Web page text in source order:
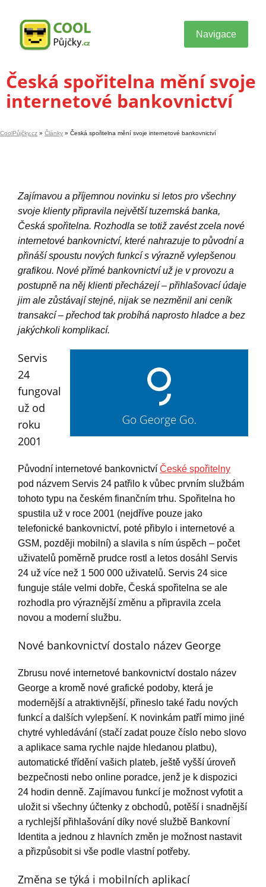
Navigace
Česká spořitelna mění svoje
internetové bankovnictví
CoolPůjčky.cz » Články » Česká spořitelna mění svoje internetové bankovnictví
Zajímavou a příjemnou novinku si letos pro všechny
svoje klienty připravila největší tuzemská banka,
Česká spořitelna. Rozhodla se totiž zavést zcela nové
internetové bankovnictví, které nahrazuje to původní a
přináší spoustu nových funkcí s výrazně vylepšenou
grafikou. Nové přímé bankovnictví už je v provozu a
postupně na něj klienti přecházejí – přihlašovací údaje
jim ale zůstávají stejné, nijak se nezměnil ani ceník
transakcí – přechod tak probíhá naprosto hladce a bez
jakýchkoli komplikací.
Servis
24
fungoval
už od
roku
2001
Původní internetové bankovnictví České spořitelny
pod názvem Servis 24 patřilo k vůbec prvním službám
tohoto typu na českém finančním trhu. Spořitelna ho
spustila už v roce 2001 (nejdříve pouze jako
telefonické bankovnictví, poté přibylo i internetové a
GSM, později mobilní) a slavila s ním úspěch – počet
uživatelů poměrně prudce rostl a letos dosáhl Servis
24 už více než 1 500 000 uživatelů. Servis 24 sice
funguje stále velmi dobře, Česká spořitelna se ale
rozhodla pro výraznější změnu a připravila zcela
novou a moderní službu.
Nové bankovnictví dostalo název George
Zbrusu nové internetové bankovnictví dostalo název
George a kromě nové grafické podoby, která je
modernější a atraktivnější, přineslo také řadu nových
funkcí a dalších vylepšení. K novinkám patří mimo jiné
chytré vyhledávání (stačí zadat pouze číslo nebo slovo
a aplikace sama rychle najde hledanou platbu),
automatické třídění vašich plateb, ještě vyšší úroveň
bezpečnosti nebo online poradce, jenž je k dispozici
24 hodin denně. Zajímavou funkcí je možnost vyfotit a
uložit si všechny účtenky z obchodů, potěší i snadnější
a rychlejší přihlašování díky nové službě Bankovní
Identita a jednou z hlavních změn je možnost nastavit
a přizpůsobit si vše podle vlastní potřeby.
Změna se týká i mobilních aplikací